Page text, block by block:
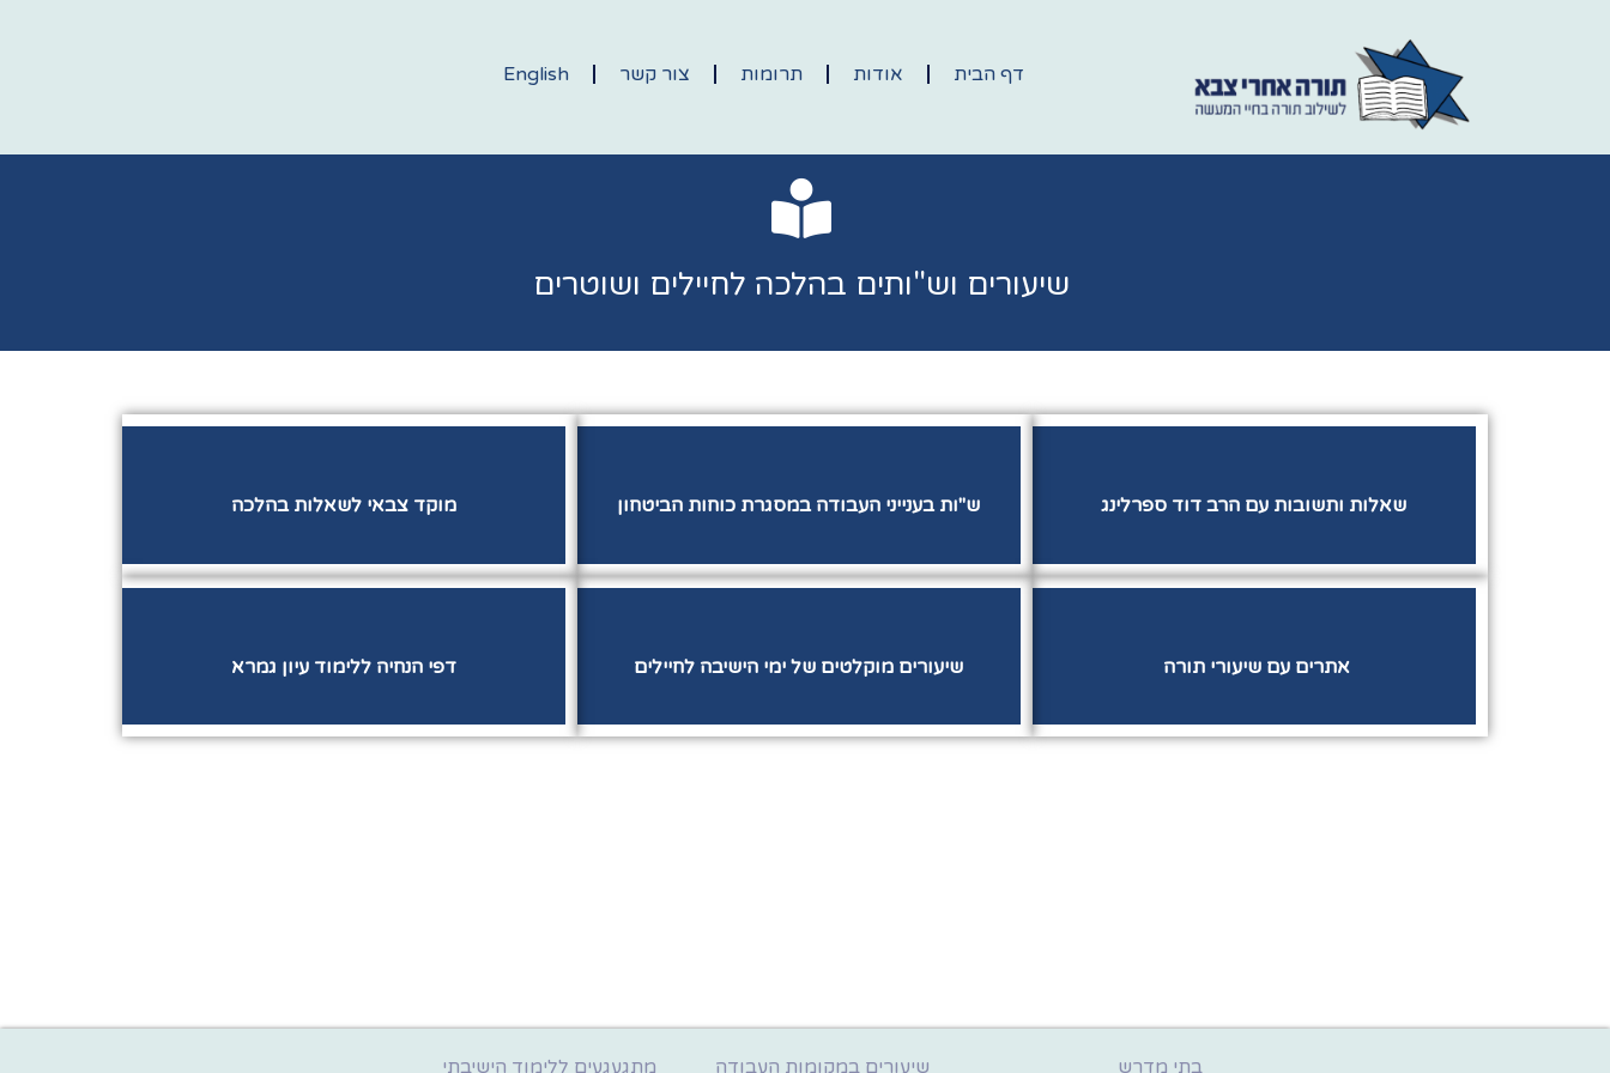
דף הבית אודות תרומות צור קשר English
שיעורים וש"ותים בהלכה לחיילים ושוטרים
שאלות ותשובות עם הרב דוד ספרלינג ש"ות בענייני העבודה במסגרת כוחות הביטחון מוקד צבאי לשאלות בהלכה
אתרים עם שיעורי תורה שיעורים מוקלטים של ימי הישיבה לחיילים דפי הנחיה ללימוד עיון גמרא
בתי מדרש שיעורים במקומות העבודה מתגעגעים ללימוד הישיבתי